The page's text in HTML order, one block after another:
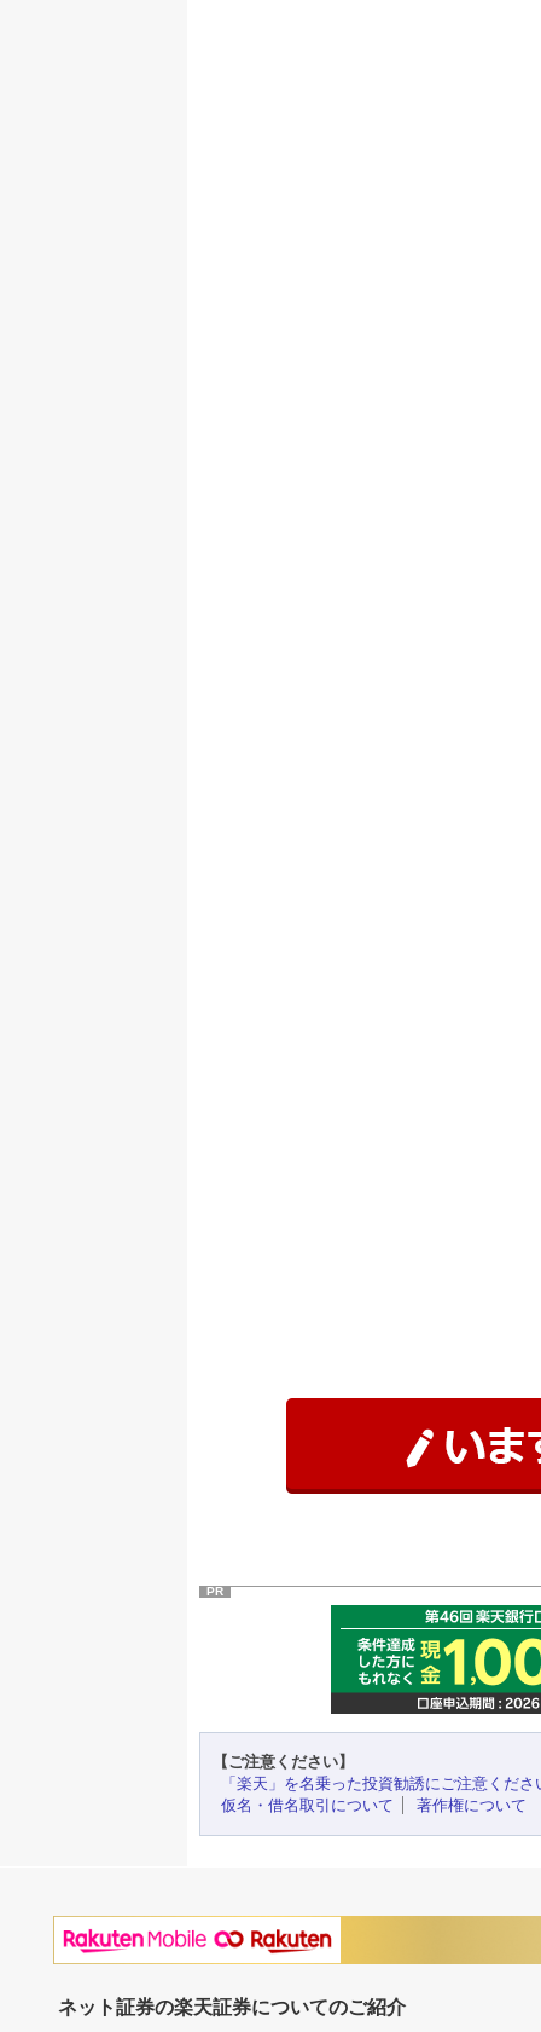
PR
【ご注意ください】
「楽天」を名乗った投資勧誘にご注意くださ
仮名・借名取引について
著作権について
ネット証券の楽天証券についてのご紹介